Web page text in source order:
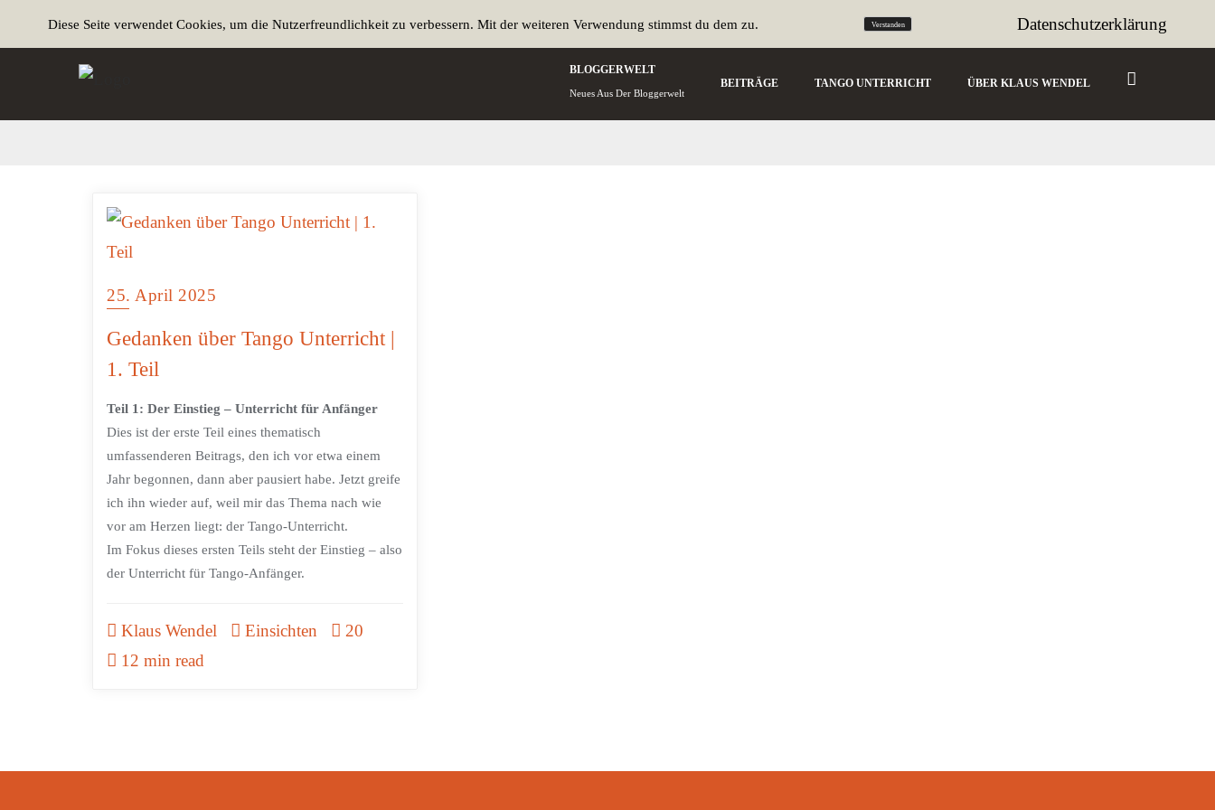
tango@sencillo.de
BLOGGERWELT
Neues Aus Der Bloggerwelt
BEITRÄGE TANGO UNTERRICHT ÜBER KLAUS WENDEL
25. April 2025
Gedanken über Tango Unterricht |
1. Teil
Teil 1: Der Einstieg – Unterricht für Anfänger
Dies ist der erste Teil eines thematisch
umfassenderen Beitrags, den ich vor etwa einem
Jahr begonnen, dann aber pausiert habe. Jetzt greife
ich ihn wieder auf, weil mir das Thema nach wie
vor am Herzen liegt: der Tango-Unterricht.
Im Fokus dieses ersten Teils steht der Einstieg – also
der Unterricht für Tango-Anfänger.
Klaus Wendel Einsichten
20
12 min read
Diese Seite verwendet Cookies, um die Nutzerfreundlichkeit zu verbessern. Mit der weiteren Verwendung stimmst du dem zu. Verstanden Datenschutzerklärung